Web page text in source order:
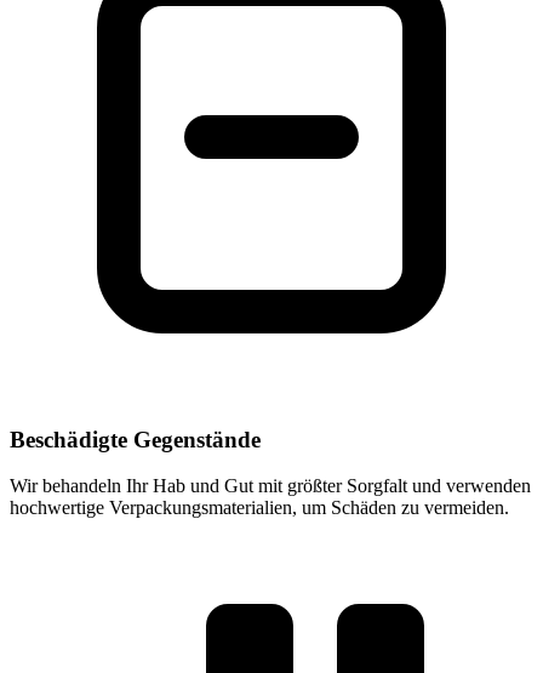
Beschädigte Gegenstände
Wir behandeln Ihr Hab und Gut mit größter Sorgfalt und verwenden
hochwertige Verpackungsmaterialien, um Schäden zu vermeiden.